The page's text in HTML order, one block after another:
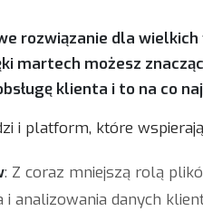
rozwiązanie dla
martech możesz
klienta i to na co
i platform, które
: Z coraz mniejszą rolą
i analizowania danych